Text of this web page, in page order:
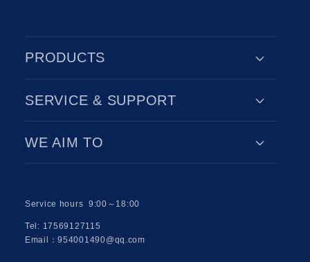
PRODUCTS
SERVICE & SUPPORT
WE AIM TO
Service hours 9:00～18:00
Tel: 17569127115
Email：954001490@qq.com